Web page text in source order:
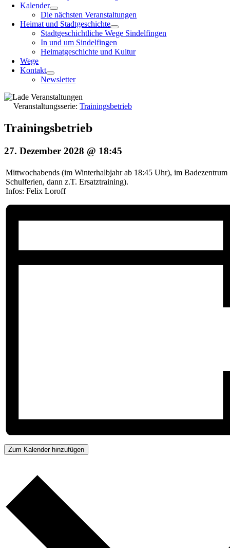
Kalender
Die nächsten Veranstaltungen
Heimat und Stadtgeschichte
Stadtgeschichtliche Wege Sindelfingen
In und um Sindelfingen
Heimatgeschichte und Kultur
Wege
Kontakt
Newsletter
Veranstaltungsserie: Trainingsbetrieb
Trainingsbetrieb
27. Dezember 2028 @ 18:45
Mittwochabends (im Winterhalbjahr ab 18:45 Uhr), im
Schulferien, dann z.T. Ersatztraining).
Infos: Felix Loroff
Zum Kalender hinzufügen